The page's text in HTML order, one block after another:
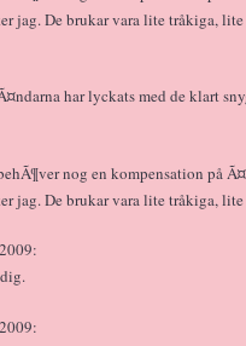
jag. De brukar vara lite tråkiga,
har lyckats med de klart
nog en kompensation på
jag. De brukar vara lite tråkiga,